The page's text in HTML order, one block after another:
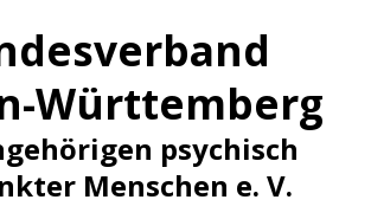
Württemberg
psychisch
Menschen e. V.